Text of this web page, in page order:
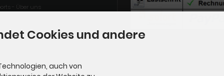
- Über uns
Cookies und andere
auch von